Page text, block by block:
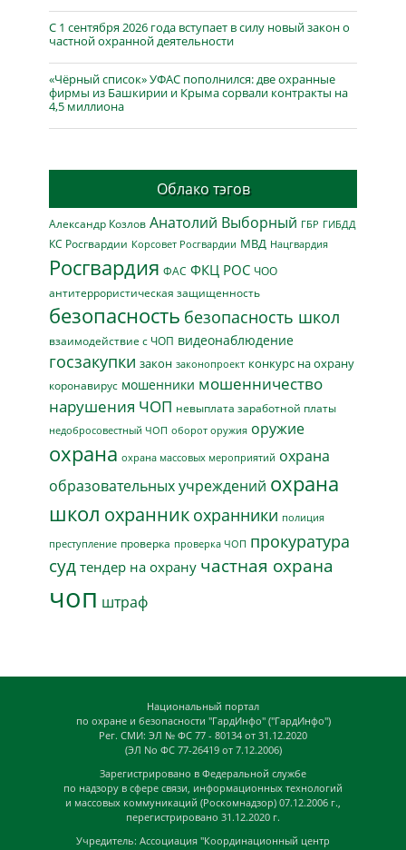
С 1 сентября 2026 года вступает в силу новый закон о
частной охранной деятельности
«Чёрный список» УФАС пополнился: две охранные
фирмы из Башкирии и Крыма сорвали контракты на
4,5 миллиона
Облако тэгов
Александр Козлов Анатолий Выборный ГБР ГИБДД
КС Росгвардии Корсовет Росгвардии МВД Нацгвардия
Росгвардия ФАС ФКЦ РОС ЧОО
антитеррористическая защищенность
безопасность безопасность школ
взаимодействие с ЧОП видеонаблюдение
госзакупки закон законопроект конкурс на охрану
коронавирус мошенники мошенничество
нарушения ЧОП невыплата заработной платы
недобросовестный ЧОП оборот оружия оружие
охрана охрана массовых мероприятий охрана
образовательных учреждений охрана
школ охранник охранники полиция
преступление проверка проверка ЧОП прокуратура
суд тендер на охрану частная охрана
чоп штраф
Национальный портал
по охране и безопасности "ГардИнфо" ("ГардИнфо")
Рег. СМИ: ЭЛ № ФС 77 - 80134 от 31.12.2020
(ЭЛ No ФС 77-26419 от 7.12.2006)
Зарегистрировано в Федеральной службе
по надзору в сфере связи, информационных технологий
и массовых коммуникаций (Роскомнадзор) 07.12.2006 г.,
перегистрировано 31.12.2020 г.
Учредитель: Ассоциация "Координационный центр